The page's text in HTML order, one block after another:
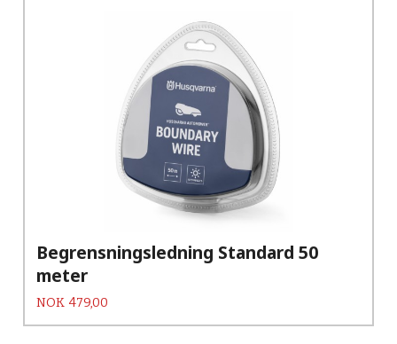
Begrensningsledning Standard 50
meter
Pris
NOK 479,00